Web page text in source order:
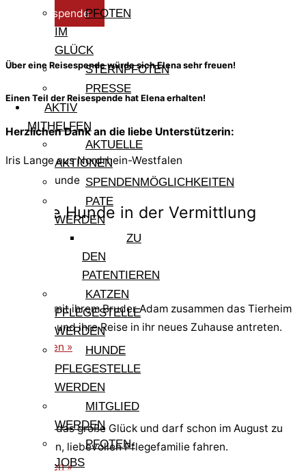
PFOTEN
IM
GLÜCK
STERNPFOTEN
PRESSE
AKTIV
MITHELFEN
AKTUELLE
AKTIONEN
SPENDENMÖGLICHKEITEN
PATE
WERDEN
ZU
DEN
PATENTIEREN
KATZEN
PFLEGESTELLE
WERDEN
HUNDE
PFLEGESTELLE
WERDEN
MITGLIED
WERDEN
PFOTEN-
JOBS
Pflegespende
Über eine Reisespende würde sich Elena sehr freuen!
Einen Teil der Reisespende hat Elena erhalten!
Herzlichen Dank an die liebe Unterstützerin:
Iris Lange aus Nordrhein-Westfalen
Weitere Hunde
Andere Hunde in der Vermittlung
Eva kann mit ihrem Bruder Adam zusammen das Tierheim
verlassen und ihre Reise in ihr neues Zuhause antreten.
weiterlesen »
Adam hat das große Glück und darf schon im August zu
einer tollen, liebevollen Pflegefamilie fahren.
weiterlesen »